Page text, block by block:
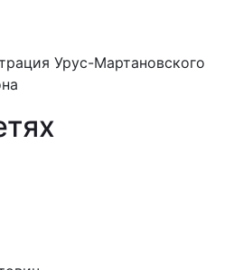
Урус-Мартановского